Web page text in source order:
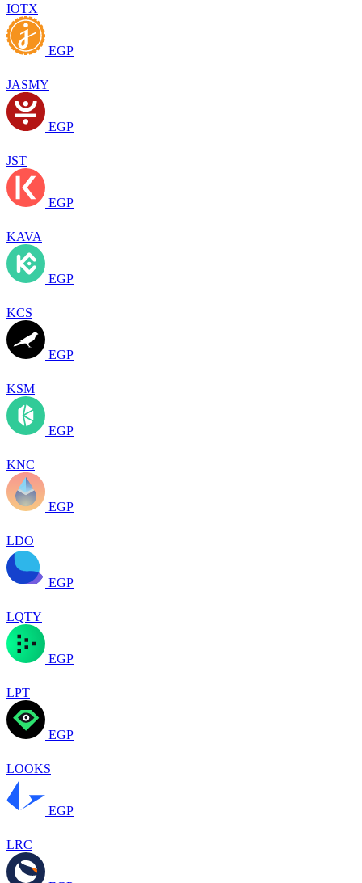
IOTX
EGP
JASMY
EGP
JST
EGP
KAVA
EGP
KCS
EGP
KSM
EGP
KNC
EGP
LDO
EGP
LQTY
EGP
LPT
EGP
LOOKS
EGP
LRC